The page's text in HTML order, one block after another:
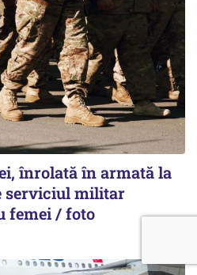
înrolată în armată la
serviciul militar
femei / foto